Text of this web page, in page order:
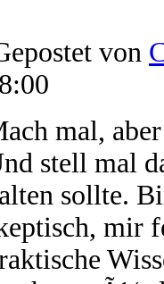
von
mal,
stell mal
sollte.
mir